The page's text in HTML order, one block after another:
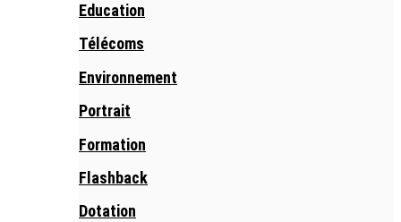
Education
Télécoms
Environnement
Portrait
Formation
Flashback
Dotation